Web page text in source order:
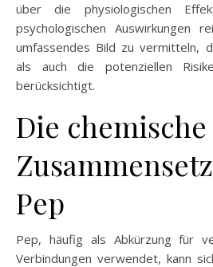
über die physiologischen
psychologischen Auswirkungen
umfassendes Bild zu vermitteln,
als auch die potenziellen
berücksichtigt.
Die chemische
Pep
Pep, häufig als Abkürzung für
Verbindungen verwendet, kann